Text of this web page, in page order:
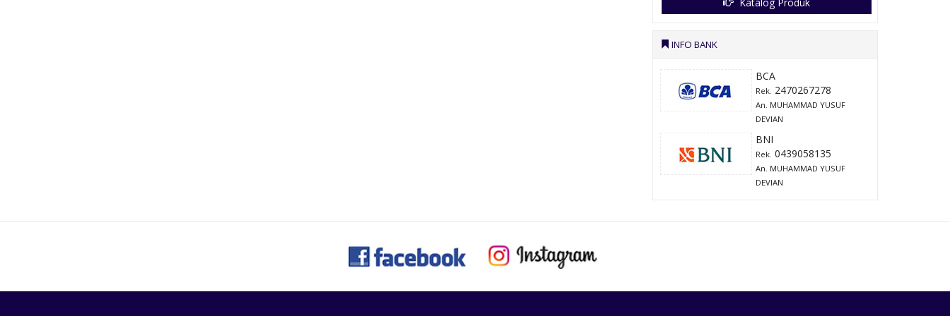
INFO BANK
BCA
Rek. 2470267278
An. MUHAMMAD YUSUF
DEVIAN
BNI
Rek. 0439058135
An. MUHAMMAD YUSUF
DEVIAN